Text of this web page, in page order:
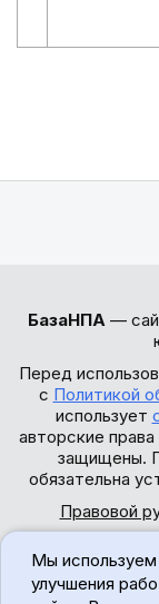
БазаНПА —
Перед
с Политикой
использует
авторские
защищены.
обязательна
Правовой
Мы
улучшения